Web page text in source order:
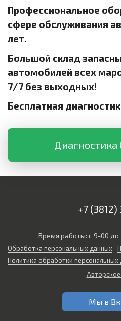
Профессиональное
сфере обслуживания
лет.
Большой склад
автомобилей всех
7/7 без выходных!
Бесплатная
Диагностика
+7
Время работы: с 9-00
Обработка персональных данных
Политика обработки персональных
Мы в